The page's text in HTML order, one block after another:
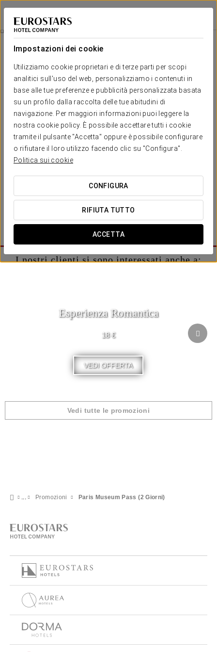
Impostazioni dei cookie
Utilizziamo cookie proprietari e di terze parti per scopi
analitici sull'uso del web, personalizziamo i contenuti in
base alle tue preferenze e pubblicità personalizzata basata
su un profilo dalla raccolta delle tue abitudini di
navigazione. Per maggiori informazioni puoi leggere la
nostra cookie policy. È possibile accettare tutti i cookie
tramite il pulsante "Accetta" oppure è possibile configurare
o rifiutare il loro utilizzo facendo clic su "Configura".
Politica sui cookie
CONFIGURA
RIFIUTA TUTTO
ACCETTA
Exe Paris Centre
PARIGI
Paris Museum Pass (2 Giorni)
€102 a persona
Paris Museum Pass (2 giorni)
Oltre 60 luoghi da scoprire, senza attese e con accesso
illimitato per 2 giorni. Con il Paris Museum Pass, la cultura si
vive al proprio ritmo. Aggiungilo durante il processo di
prenotazione del tuo soggiorno e inizia a pianificare la tua
I nostri clienti si sono interessati anche a:
Esperienza Romantica
18 €
VEDI OFFERTA
Vedi tutte le promozioni
Promozioni Paris Museum Pass (2 Giorni)